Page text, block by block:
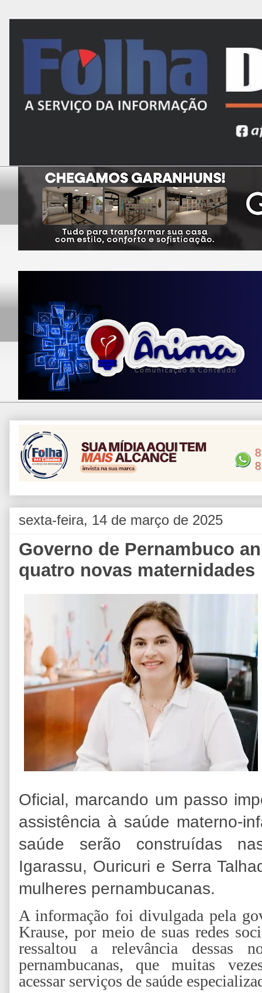
sexta-feira, 14 de março de 2025
Governo de Pernambuco
quatro novas maternidades
Oficial, marcando um passo
assistência à saúde materno-
saúde serão construídas
Igarassu, Ouricuri e Serra
mulheres pernambucanas.
A informação foi divulgada pela
Krause, por meio de suas redes
ressaltou a relevância dessas
pernambucanas, que muitas
acessar serviços de saúde